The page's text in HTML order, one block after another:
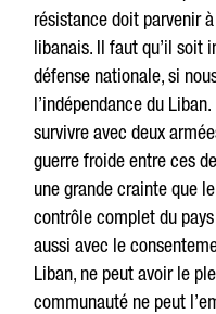
résistance doit parvenir
libanais. Il faut qu’il soit
défense nationale, si
l’indépendance du
survivre avec deux
guerre froide entre ces
une grande crainte que
contrôle complet du
aussi avec le
Liban, ne peut avoir le
communauté ne peut